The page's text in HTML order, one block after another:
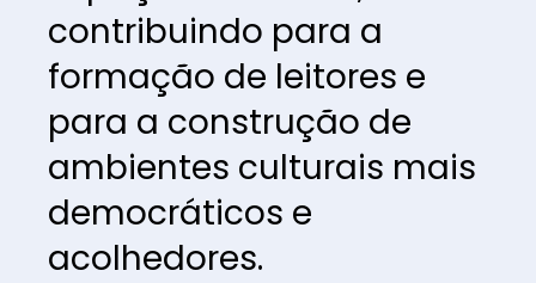
contribuindo para a
formação de leitores e
para a construção de
ambientes culturais mais
democráticos e
acolhedores.